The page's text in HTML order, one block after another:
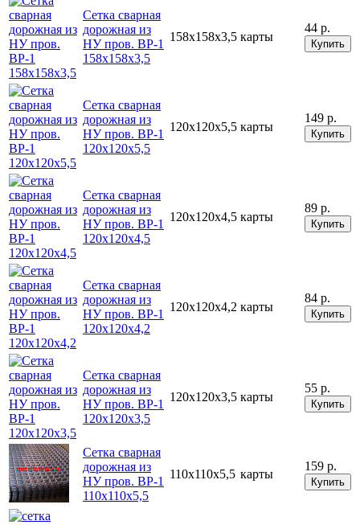
Cетка сварная
дорожная из
НУ пров. ВР-1
158х158х3,5
158х158х3,5 карты
44 р.
Купить
Cетка сварная
дорожная из
НУ пров. ВР-1
120х120х5,5
120х120х5,5 карты
149 р.
Купить
Cетка сварная
дорожная из
НУ пров. ВР-1
120х120х4,5
120х120х4,5 карты
89 р.
Купить
Cетка сварная
дорожная из
НУ пров. ВР-1
120х120х4,2
120х120х4,2 карты
84 р.
Купить
Cетка сварная
дорожная из
НУ пров. ВР-1
120х120х3,5
120х120х3,5 карты
55 р.
Купить
Cетка сварная
дорожная из
НУ пров. ВР-1
110х110х5,5
110х110х5,5 карты
159 р.
Купить